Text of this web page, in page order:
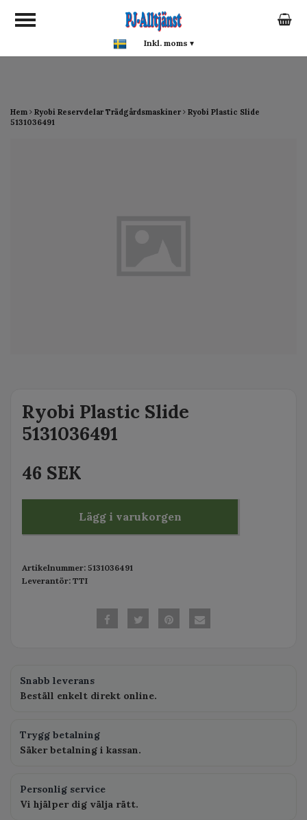
google-site-verification:
google0142a1f5f0015a93.html
Hem Ryobi Reservdelar Trädgårdsmaskiner
Ryobi Plastic Slide
5131036491
Ryobi Plastic Slide
5131036491
46 SEK
Lägg i varukorgen
Artikelnummer: 5131036491
Leverantör: TTI
Snabb leverans
Beställ enkelt direkt online.
Trygg betalning
Säker betalning i kassan.
Personlig service
Vi hjälper dig välja rätt.
Inkl. moms ▾